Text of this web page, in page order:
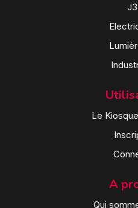
Le
A
Qui